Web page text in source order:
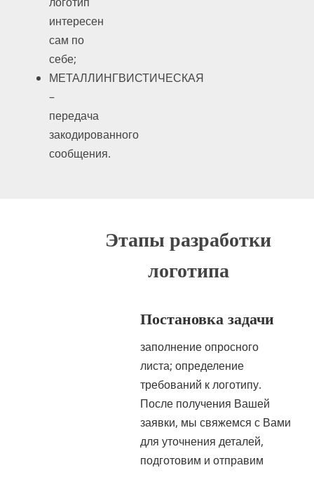
интересен
сам по
себе;
МЕТАЛЛИНГВИСТИЧЕСКАЯ
–
передача
закодированного
сообщения.
Этапы разработки
логотипа
Постановка задачи
заполнение опросного
листа; определение
требований к логотипу.
После получения Вашей
заявки, мы свяжемся с Вами
для уточнения деталей,
подготовим и отправим